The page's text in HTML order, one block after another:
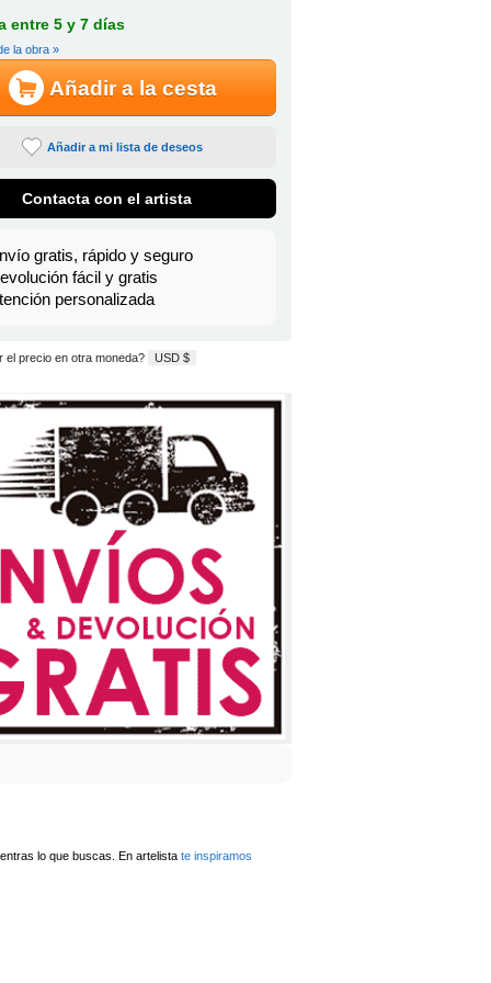
entre 5 y 7 días
la obra »
Añadir a la cesta
Añadir a mi lista de deseos
Contacta con el artista
gratis, rápido y seguro
fácil y gratis
personalizada
el precio en otra moneda? USD $
lo que buscas. En artelista te inspiramos